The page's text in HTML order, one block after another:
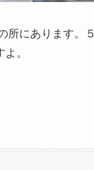
所にあります。
。